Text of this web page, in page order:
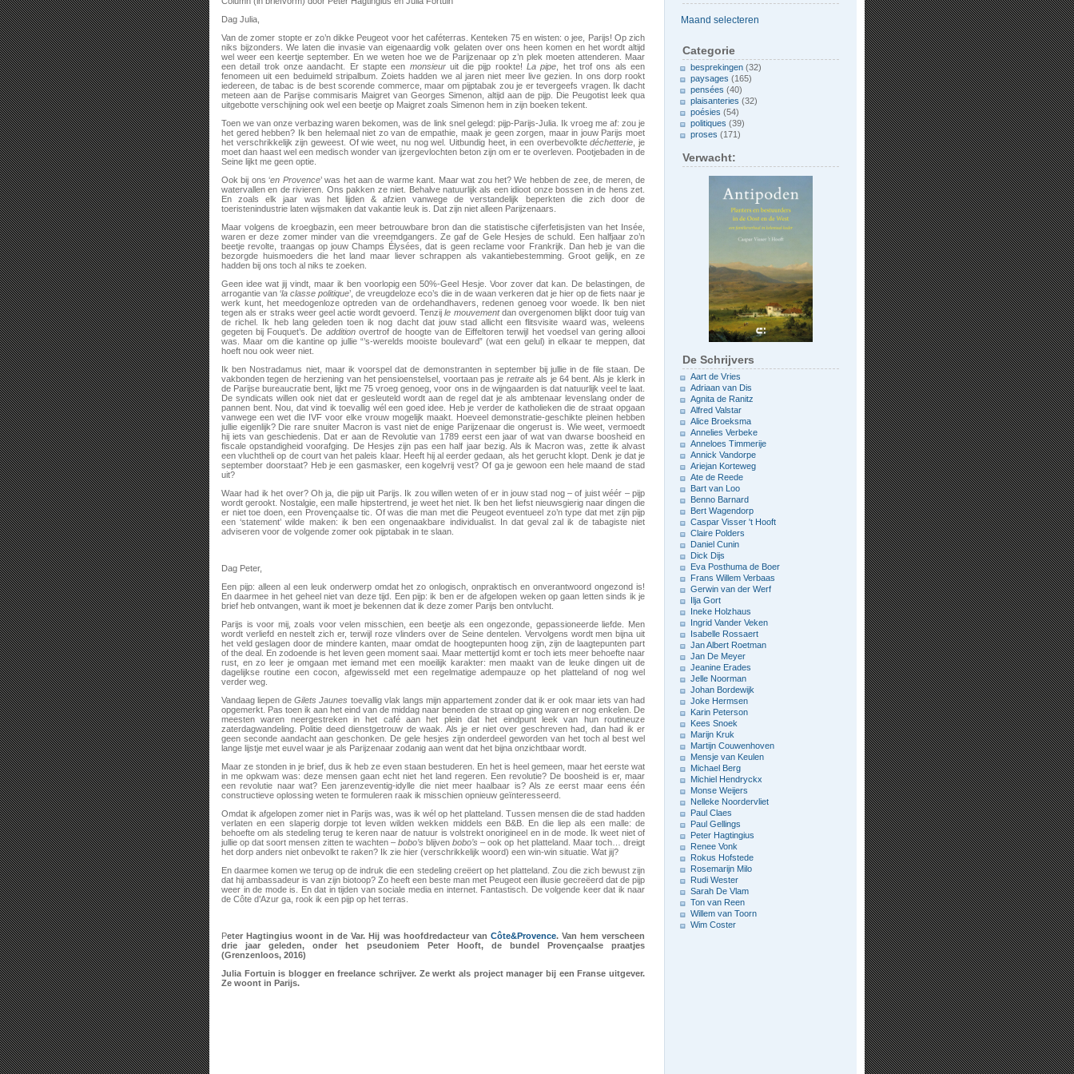
Dag Julia,
Van de zomer stopte er zo’n dikke Peugeot voor het caféterras. Kenteken 75 en wisten: o jee, Parijs! Op zich
niks bijzonders. We laten die invasie van eigenaardig volk gelaten over ons heen komen en het wordt altijd
wel weer een keertje september. En we weten hoe we de Parijzenaar op z’n plek moeten attenderen. Maar
een detail trok onze aandacht. Er stapte een monsieuruit die pijp rookte!La pipe , het trof ons als een
fenomeen uit een beduimeld stripalbum. Zoiets hadden we al jaren niet meer live gezien. In ons dorp rookt
iedereen, de tabac is de best scorende commerce, maar om pijptabak zou je er tevergeefs vragen. Ik dacht
meteen aan de Parijse commisaris Maigret van Georges Simenon, altijd aan de pijp. Die Peugotist leek qua
uitgebotte verschijning ook wel een beetje op Maigret zoals Simenon hem in zijn boeken tekent.
Toen we van onze verbazing waren bekomen, was de link snel gelegd: pijp-Parijs-Julia. Ik vroeg me af: zou je
het gered hebben? Ik ben helemaal niet zo van de empathie, maak je geen zorgen, maar in jouw Parijs moet
het verschrikkelijk zijn geweest. Of wie weet, nu nog wel. Uitbundig heet, in een overbevolktedéchetterie , je
moet dan haast wel een medisch wonder van ijzergevlochten beton zijn om er te overleven. Pootjebaden in de
Seine lijkt me geen optie.
Ook bij ons ‘en Provence’ was het aan de warme kant. Maar wat zou het? We hebben de zee, de meren, de
watervallen en de rivieren. Ons pakken ze niet. Behalve natuurlijk als een idioot onze bossen in de hens zet.
En zoals elk jaar was het lijden & afzien vanwege de verstandelijk beperkten die zich door de
toeristenindustrie laten wijsmaken dat vakantie leuk is. Dat zijn niet alleen Parijzenaars.
Maar volgens de kroegbazin, een meer betrouwbare bron dan die statistische cijferfetisjisten van het Insée,
waren er deze zomer minder van die vreemdgangers. Ze gaf de Gele Hesjes de schuld. Een halfjaar zo’n
beetje revolte, traangas op jouw Champs Élysées, dat is geen reclame voor Frankrijk. Dan heb je van die
bezorgde huismoeders die het land maar liever schrappen als vakantiebestemming. Groot gelijk, en ze
hadden bij ons toch al niks te zoeken.
Geen idee wat jij vindt, maar ik ben voorlopig een 50%-Geel Hesje. Voor zover dat kan. De belastingen, de
arrogantie van ‘la classe politique’, de vreugdeloze eco’s die in de waan verkeren dat je hier op de fiets naar je
werk kunt, het meedogenloze optreden van de ordehandhavers, redenen genoeg voor woede. Ik ben niet
tegen als er straks weer geel actie wordt gevoerd. Tenzijle mouvementdan overgenomen blijkt door tuig van
de richel. Ik heb lang geleden toen ik nog dacht dat jouw stad allicht een flitsvisite waard was, weleens
gegeten bij Fouquet’s. De additionovertrof de hoogte van de Eiffeltoren terwijl het voedsel van gering allooi
was. Maar om die kantine op jullie “’s-werelds mooiste boulevard” (wat een gelul) in elkaar te meppen, dat
hoeft nou ook weer niet.
Ik ben Nostradamus niet, maar ik voorspel dat de demonstranten in september bij jullie in de file staan. De
vakbonden tegen de herziening van het pensioenstelsel, voortaan pas je retraiteals je 64 bent. Als je klerk in
de Parijse bureaucratie bent, lijkt me 75 vroeg genoeg, voor ons in de wijngaarden is dat natuurlijk veel te laat.
De syndicats willen ook niet dat er gesleuteld wordt aan de regel dat je als ambtenaar levenslang onder de
pannen bent. Nou, dat vind ik toevallig wél een goed idee. Heb je verder de katholieken die de straat opgaan
vanwege een wet die IVF voor elke vrouw mogelijk maakt. Hoeveel demonstratie-geschikte pleinen hebben
jullie eigenlijk? Die rare snuiter Macron is vast niet de enige Parijzenaar die ongerust is. Wie weet, vermoedt
hij iets van geschiedenis. Dat er aan de Revolutie van 1789 eerst een jaar of wat van dwarse boosheid en
fiscale opstandigheid voorafging. De Hesjes zijn pas een half jaar bezig. Als ik Macron was, zette ik alvast
een vluchtheli op de court van het paleis klaar. Heeft hij al eerder gedaan, als het gerucht klopt. Denk je dat je
september doorstaat? Heb je een gasmasker, een kogelvrij vest? Of ga je gewoon een hele maand de stad
uit?
Waar had ik het over? Oh ja, die pijp uit Parijs. Ik zou willen weten of er in jouw stad nog – of juist wéér – pijp
wordt gerookt. Nostalgie, een malle hipstertrend, je weet het niet. Ik ben het liefst nieuwsgierig naar dingen die
er niet toe doen, een Provençaalse tic. Of was die man met die Peugeot eventueel zo’n type dat met zijn pijp
een ‘statement’ wilde maken: ik ben een ongenaakbare individualist. In dat geval zal ik de tabagiste niet
adviseren voor de volgende zomer ook pijptabak in te slaan.
Dag Peter,
Een pijp: alleen al een leuk onderwerp omdat het zo onlogisch, onpraktisch en onverantwoord ongezond is!
En daarmee in het geheel niet van deze tijd. Een pijp: ik ben er de afgelopen weken op gaan letten sinds ik je
brief heb ontvangen, want ik moet je bekennen dat ik deze zomer Parijs ben ontvlucht.
Parijs is voor mij, zoals voor velen misschien, een beetje als een ongezonde, gepassioneerde liefde. Men
wordt verliefd en nestelt zich er, terwijl roze vlinders over de Seine dentelen. Vervolgens wordt men bijna uit
het veld geslagen door de mindere kanten, maar omdat de hoogtepunten hoog zijn, zijn de laagtepunten part
of the deal. En zodoende is het leven geen moment saai. Maar mettertijd komt er toch iets meer behoefte naar
rust, en zo leer je omgaan met iemand met een moeilijk karakter: men maakt van de leuke dingen uit de
dagelijkse routine een cocon, afgewisseld met een regelmatige adempauze op het platteland of nog wel
verder weg.
Vandaag liepen deGilets Jaunes toevallig vlak langs mijn appartement zonder dat ik er ook maar iets van had
opgemerkt. Pas toen ik aan het eind van de middag naar beneden de straat op ging waren er nog enkelen. De
meesten waren neergestreken in het café aan het plein dat het eindpunt leek van hun routineuze
zaterdagwandeling. Politie deed dienstgetrouw de waak. Als je er niet over geschreven had, dan had ik er
geen seconde aandacht aan geschonken. De gele hesjes zijn onderdeel geworden van het toch al best wel
lange lijstje met euvel waar je als Parijzenaar zodanig aan went dat het bijna onzichtbaar wordt.
Maar ze stonden in je brief, dus ik heb ze even staan bestuderen. En het is heel gemeen, maar het eerste wat
in me opkwam was: deze mensen gaan echt niet het land regeren. Een revolutie? De boosheid is er, maar
een revolutie naar wat? Een jarenzeventig-idylle die niet meer haalbaar is? Als ze eerst maar eens één
constructieve oplossing weten te formuleren raak ik misschien opnieuw geïnteresseerd.
Omdat ik afgelopen zomer niet in Parijs was, was ik wél op het platteland. Tussen mensen die de stad hadden
verlaten en een slaperig dorpje tot leven wilden wekken middels een B&B. En die liep als een malle: de
behoefte om als stedeling terug te keren naar de natuur is volstrekt onorigineel en in de mode. Ik weet niet of
jullie op dat soort mensen zitten te wachten – bobo’s blijvenbobo’s – ook op het platteland. Maar toch… dreigt
het dorp anders niet onbevolkt te raken? Ik zie hier (verschrikkelijk woord) een win-win situatie. Wat jij?
En daarmee komen we terug op de indruk die een stedeling creëert op het platteland. Zou die zich bewust zijn
dat hij ambassadeur is van zijn biotoop? Zo heeft een beste man met Peugeot een illusie gecreëerd dat de pijp
weer in de mode is. En dat in tijden van sociale media en internet. Fantastisch. De volgende keer dat ik naar
de Côte d’Azur ga, rook ik een pijp op het terras.
Peter Hagtingius woont in de Var. Hij was hoofdredacteur van Côte&Provence. Van hem verscheen
drie jaar geleden, onder het pseudoniem Peter Hooft, de bundel Provençaalse praatjes
(Grenzenloos, 2016)
Julia Fortuin is blogger en freelance schrijver. Ze werkt als project manager bij een Franse uitgever.
Ze woont in Parijs.
Categorie
besprekingen (32)
paysages (165)
pensées (40)
plaisanteries (32)
poésies (54)
politiques (39)
proses (171)
Verwacht:
De Schrijvers
Aart de Vries
Adriaan van Dis
Agnita de Ranitz
Alfred Valstar
Alice Broeksma
Annelies Verbeke
Anneloes Timmerije
Annick Vandorpe
Ariejan Korteweg
Ate de Reede
Bart van Loo
Benno Barnard
Bert Wagendorp
Caspar Visser 't Hooft
Claire Polders
Daniel Cunin
Dick Dijs
Eva Posthuma de Boer
Frans Willem Verbaas
Gerwin van der Werf
Ilja Gort
Ineke Holzhaus
Ingrid Vander Veken
Isabelle Rossaert
Jan Albert Roetman
Jan De Meyer
Jeanine Erades
Jelle Noorman
Johan Bordewijk
Joke Hermsen
Karin Peterson
Kees Snoek
Marijn Kruk
Martijn Couwenhoven
Mensje van Keulen
Michael Berg
Michiel Hendryckx
Monse Weijers
Nelleke Noordervliet
Paul Claes
Paul Gellings
Peter Hagtingius
Renee Vonk
Rokus Hofstede
Rosemarijn Milo
Rudi Wester
Sarah De Vlam
Ton van Reen
Willem van Toorn
Wim Coster